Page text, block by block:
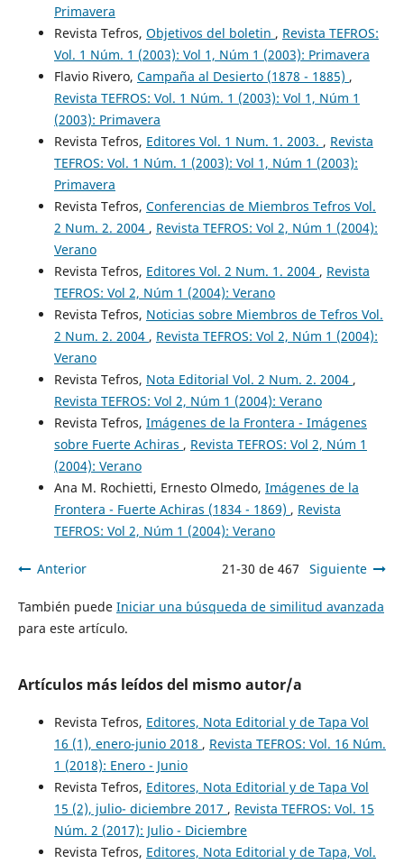
Primavera
Revista Tefros, Objetivos del boletin , Revista TEFROS:
Vol. 1 Núm. 1 (2003): Vol 1, Núm 1 (2003): Primavera
Flavio Rivero, Campaña al Desierto (1878 - 1885) ,
Revista TEFROS: Vol. 1 Núm. 1 (2003): Vol 1, Núm 1
(2003): Primavera
Revista Tefros, Editores Vol. 1 Num. 1. 2003. , Revista
TEFROS: Vol. 1 Núm. 1 (2003): Vol 1, Núm 1 (2003):
Primavera
Revista Tefros, Conferencias de Miembros Tefros Vol.
2 Num. 2. 2004 , Revista TEFROS: Vol 2, Núm 1 (2004):
Verano
Revista Tefros, Editores Vol. 2 Num. 1. 2004 , Revista
TEFROS: Vol 2, Núm 1 (2004): Verano
Revista Tefros, Noticias sobre Miembros de Tefros Vol.
2 Num. 2. 2004 , Revista TEFROS: Vol 2, Núm 1 (2004):
Verano
Revista Tefros, Nota Editorial Vol. 2 Num. 2. 2004 ,
Revista TEFROS: Vol 2, Núm 1 (2004): Verano
Revista Tefros, Imágenes de la Frontera - Imágenes
sobre Fuerte Achiras , Revista TEFROS: Vol 2, Núm 1
(2004): Verano
Ana M. Rochietti, Ernesto Olmedo, Imágenes de la
Frontera - Fuerte Achiras (1834 - 1869) , Revista
TEFROS: Vol 2, Núm 1 (2004): Verano
Anterior 21-30 de 467 Siguiente
También puede Iniciar una búsqueda de similitud avanzada
para este artículo.
Artículos más leídos del mismo autor/a
Revista Tefros, Editores, Nota Editorial y de Tapa Vol
16 (1), enero-junio 2018 , Revista TEFROS: Vol. 16 Núm.
1 (2018): Enero - Junio
Revista Tefros, Editores, Nota Editorial y de Tapa Vol
15 (2), julio- diciembre 2017 , Revista TEFROS: Vol. 15
Núm. 2 (2017): Julio - Diciembre
Revista Tefros, Editores, Nota Editorial y de Tapa, Vol.